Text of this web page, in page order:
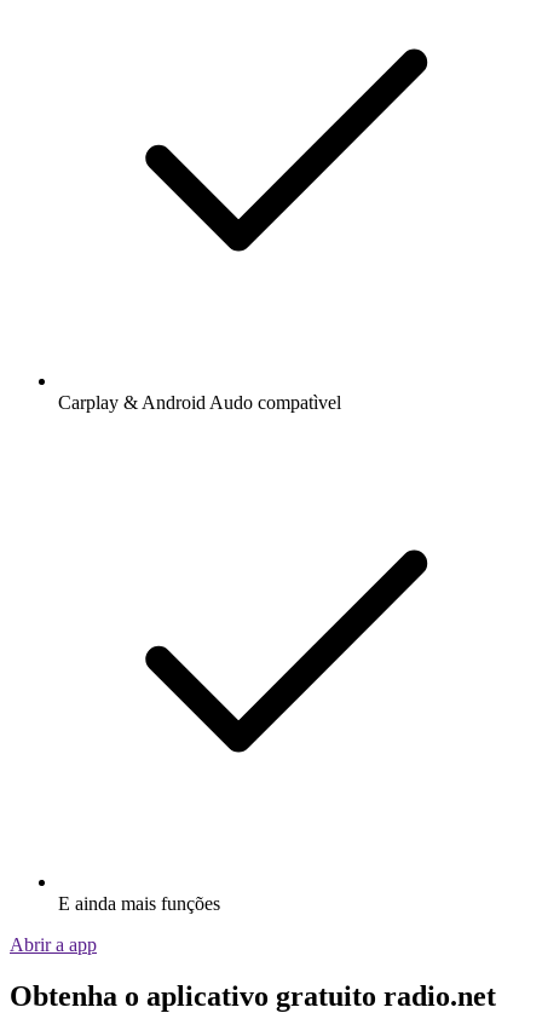
Carplay & Android Audo compatìvel
E ainda mais funções
Abrir a app
Obtenha o aplicativo gratuito radio.net